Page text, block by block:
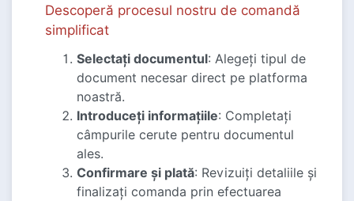
Descoperă procesul nostru de comandă
simplificat
Selectați documentul: Alegeți tipul de
document necesar direct pe platforma
noastră.
Introduceți informațiile: Completați
câmpurile cerute pentru documentul
ales.
Confirmare și plată: Revizuiți detaliile și
finalizați comanda prin efectuarea